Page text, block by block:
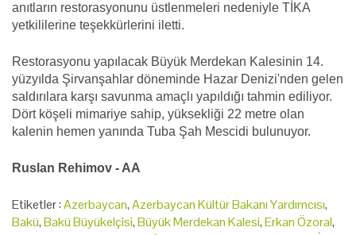
anıtların restorasyonunu üstlenmeleri nedeniyle TİKA
yetkililerine teşekkürlerini iletti.
Restorasyonu yapılacak Büyük Merdekan Kalesinin 14.
yüzyılda Şirvanşahlar döneminde Hazar Denizi'nden gelen
saldırılara karşı savunma amaçlı yapıldığı tahmin ediliyor.
Dört köşeli mimariye sahip, yüksekliği 22 metre olan
kalenin hemen yanında Tuba Şah Mescidi bulunuyor.
Ruslan Rehimov - AA
Etiketler :Azerbaycan,Azerbaycan Kültür Bakanı Yardımcısı,
Bakü,Bakü Büyükelçisi,Büyük Merdekan Kalesi,Erkan Özoral,